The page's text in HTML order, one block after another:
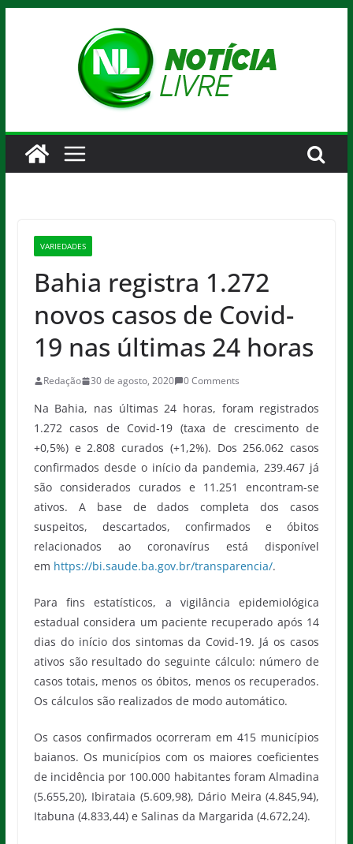
VARIEDADES
Bahia registra 1.272
novos casos de Covid-
19 nas últimas 24 horas
Redação 30 de agosto, 2020 0 Comments
Na Bahia, nas últimas 24 horas, foram registrados
1.272 casos de Covid-19 (taxa de crescimento de
+0,5%) e 2.808 curados (+1,2%). Dos 256.062 casos
confirmados desde o início da pandemia, 239.467 já
são considerados curados e 11.251 encontram-se
ativos. A base de dados completa dos casos
suspeitos, descartados, confirmados e óbitos
relacionados ao coronavírus está disponível
em https://bi.saude.ba.gov.br/transparencia/.
Para fins estatísticos, a vigilância epidemiológica
estadual considera um paciente recuperado após 14
dias do início dos sintomas da Covid-19. Já os casos
ativos são resultado do seguinte cálculo: número de
casos totais, menos os óbitos, menos os recuperados.
Os cálculos são realizados de modo automático.
Os casos confirmados ocorreram em 415 municípios
baianos. Os municípios com os maiores coeficientes
de incidência por 100.000 habitantes foram Almadina
(5.655,20), Ibirataia (5.609,98), Dário Meira (4.845,94),
Itabuna (4.833,44) e Salinas da Margarida (4.672,24).